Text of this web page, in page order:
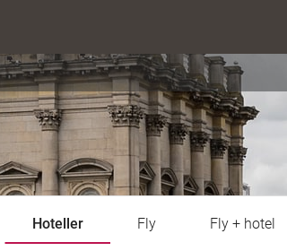
Hoteller Fly Fly + hotel